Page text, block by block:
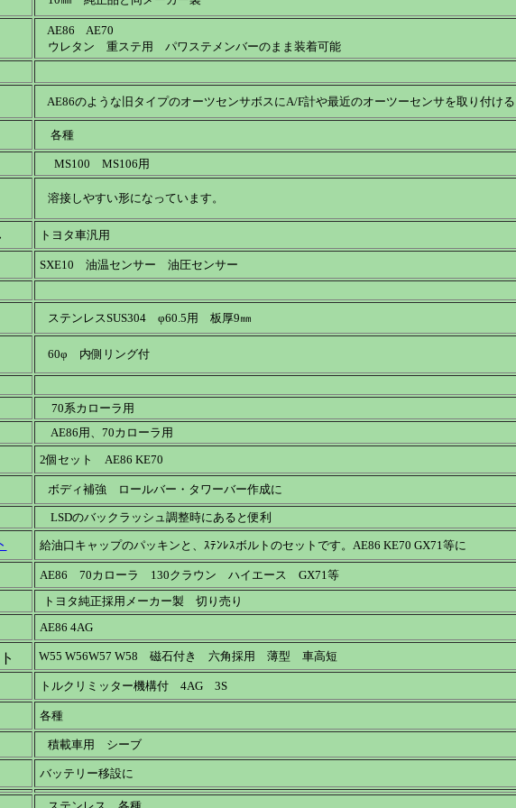
AE86 AE70
ウレタン 重ステ用 パワステメンバーのまま装着可能
AE86のような旧タイプのオーツセンサボスにA/F計や最近のオーツーセンサを取り付け
各種
MS100 MS106用
溶接しやすい形になっています。
トヨタ車汎用
SXE10 油温センサー 油圧センサー
ステンレスSUS304 φ60.5用 板厚9㎜
60φ 内側リング付
70系カローラ用
AE86用、70カローラ用
2個セット AE86 KE70
ボディ補強 ロールバー・タワーバー作成に
LSDのバックラッシュ調整時にあると便利
給油口キャップのパッキンと、ｽﾃﾝﾚｽボルトのセットです。AE86 KE70 GX71等に
AE86 70カローラ 130クラウン ハイエース GX71等
トヨタ純正採用メーカー製 切り売り
AE86 4AG
W55 W56W57 W58 磁石付き 六角採用 薄型 車高短
トルクリミッター機構付 4AG 3S
各種
積載車用 シーブ
バッテリー移設に